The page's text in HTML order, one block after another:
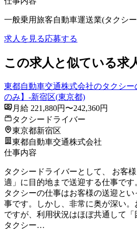
一般乗用旅客自動車運送業(タクシ
求人を見る応募する
この求人と似ている求
東都自動車交通株式会社のタクシ
のみ】-新宿区(東京都)
月給 221,880円〜242,360円
タクシードライバー
東京都新宿区
東都自動車交通株式会社
仕事内容
タクシードライバーとして、 お客
適」に目的地まで送迎する仕事で
タクシーの仕事はお客様の送迎と
事です。しかし、非常に奥が深い。
ですが、利用状況はほぼ共通して「
タクシー…